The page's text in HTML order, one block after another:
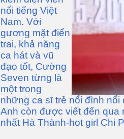
nổi tiếng Việt
Nam. Với
gương mặt điển
trai, khả năng
ca hát và vũ
đạo tốt, Cường
Seven từng là
một trong
những ca sĩ trẻ nổi đình nổi
Anh còn được viết đến qua
nhất Hà Thành-hot girl Chi